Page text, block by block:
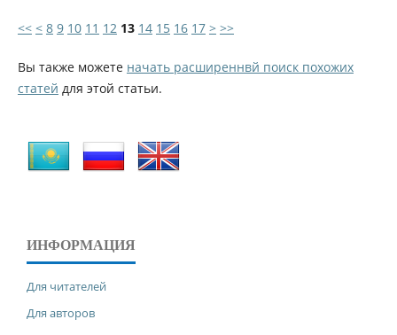
<< < 8 9 10 11 12 13 14 15 16 17 > >>
Вы также можете начать расширеннвй поиск похожих
статей для этой статьи.
ИНФОРМАЦИЯ
Для читателей
Для авторов